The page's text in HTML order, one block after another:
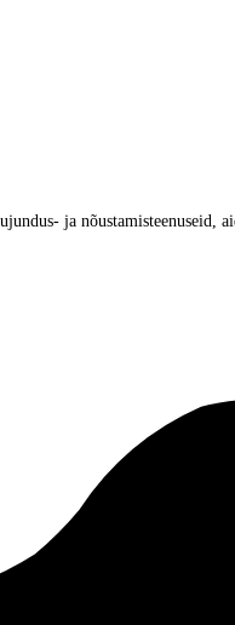
ja nõustamisteenuseid,